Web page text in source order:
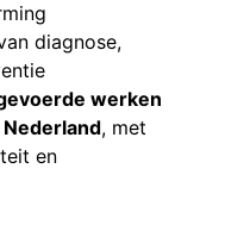
diagnose,
werken
, met
en